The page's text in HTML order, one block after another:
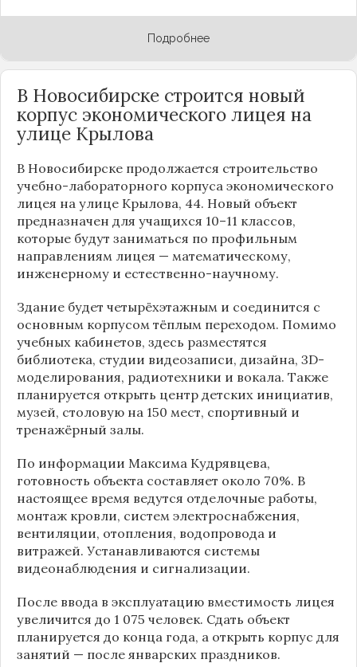
Подробнее
В Новосибирске строится новый
корпус экономического лицея на
улице Крылова
В Новосибирске продолжается строительство
учебно-лабораторного корпуса экономического
лицея на улице Крылова, 44. Новый объект
предназначен для учащихся 10–11 классов,
которые будут заниматься по профильным
направлениям лицея — математическому,
инженерному и естественно-научному.
Здание будет четырёхэтажным и соединится с
основным корпусом тёплым переходом. Помимо
учебных кабинетов, здесь разместятся
библиотека, студии видеозаписи, дизайна, 3D-
моделирования, радиотехники и вокала. Также
планируется открыть центр детских инициатив,
музей, столовую на 150 мест, спортивный и
тренажёрный залы.
По информации Максима Кудрявцева,
готовность объекта составляет около 70%. В
настоящее время ведутся отделочные работы,
монтаж кровли, систем электроснабжения,
вентиляции, отопления, водопровода и
витражей. Устанавливаются системы
видеонаблюдения и сигнализации.
После ввода в эксплуатацию вместимость лицея
увеличится до 1 075 человек. Сдать объект
планируется до конца года, а открыть корпус для
занятий — после январских праздников.